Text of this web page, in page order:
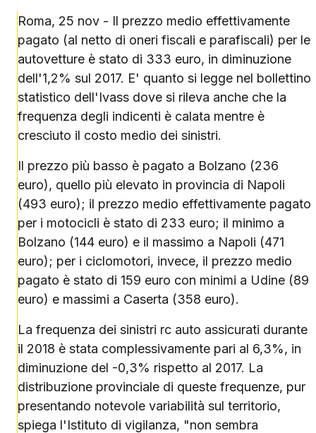
Roma, 25 nov - Il prezzo medio effettivamente
pagato (al netto di oneri fiscali e parafiscali) per le
autovetture è stato di 333 euro, in diminuzione
dell'1,2% sul 2017. E' quanto si legge nel bollettino
statistico dell'Ivass dove si rileva anche che la
frequenza degli indicenti è calata mentre è
cresciuto il costo medio dei sinistri.
Il prezzo più basso è pagato a Bolzano (236
euro), quello più elevato in provincia di Napoli
(493 euro); il prezzo medio effettivamente pagato
per i motocicli è stato di 233 euro; il minimo a
Bolzano (144 euro) e il massimo a Napoli (471
euro); per i ciclomotori, invece, il prezzo medio
pagato è stato di 159 euro con minimi a Udine (89
euro) e massimi a Caserta (358 euro).
La frequenza dei sinistri rc auto assicurati durante
il 2018 è stata complessivamente pari al 6,3%, in
diminuzione del -0,3% rispetto al 2017. La
distribuzione provinciale di queste frequenze, pur
presentando notevole variabilità sul territorio,
spiega l'Istituto di vigilanza, "non sembra